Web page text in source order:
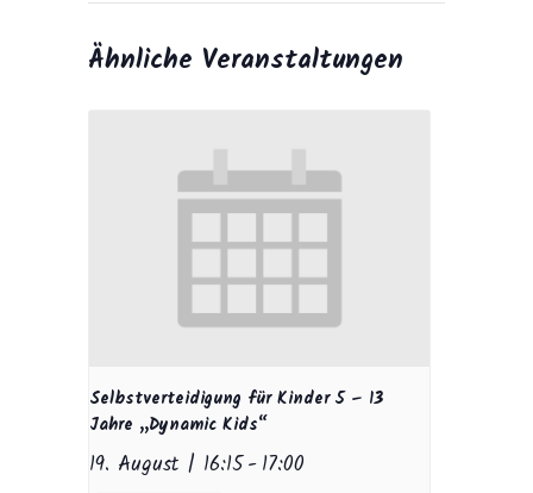
Ähnliche Veranstaltungen
Selbstverteidigung für Kinder 5 – 13
Jahre „Dynamic Kids“
19. August | 16:15-17:00